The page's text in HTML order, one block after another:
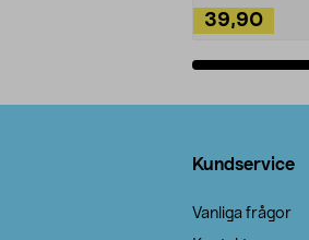
39,90
Kundservice
Vanliga frågor